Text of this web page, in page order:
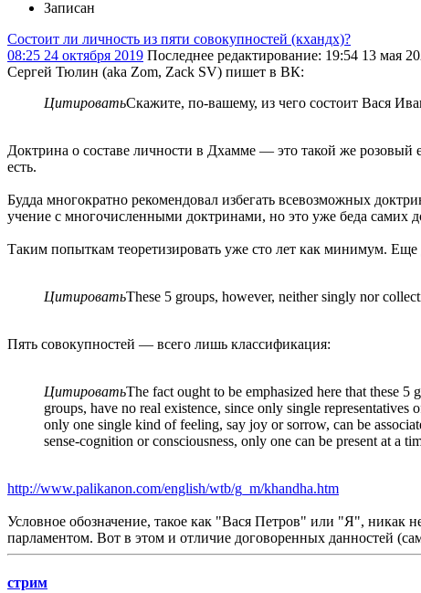
Записан
Состоит ли личность из пяти совокупностей (кхандх)?
08:25 24 октября 2019 Последнее редактирование: 19:54 13 мая
Сергей Тюлин (aka Zom, Zack SV) пишет в ВК:
ЦитироватьСкажите, по-вашему, из чего состоит Вася
Доктрина о составе личности в Дхамме — это такой же розовый
есть.
Будда многократно рекомендовал избегать всевозможных
учение с многочисленными доктринами, но это уже беда самих
Таким попыткам теоретизировать уже сто лет как минимум.
ЦитироватьThese 5 groups, however, neither singly nor
Пять совокупностей — всего лишь классификация:
ЦитироватьThe fact ought to be emphasized here that these
groups, have no real existence, since only single
only one single kind of feeling, say joy or sorrow, can be
sense-cognition or consciousness, only one can be present at a
http://www.palikanon.com/english/wtb/g_m/khandha.htm
Условное обозначение, такое как "Вася Петров" или "Я", никак
парламентом. Вот в этом и отличие договоренных данностей
стрим